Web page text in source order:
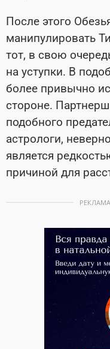
После этого
манипулировать
тот, в свою
на уступки. В
более привычно
стороне.
подобного
астрологи,
является
причиной для